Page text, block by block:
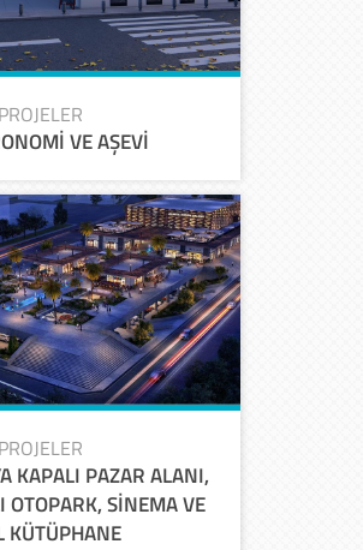
VE AŞEVİ
KAPALI PAZAR ALANI,
OTOPARK, SİNEMA VE
KÜTÜPHANE